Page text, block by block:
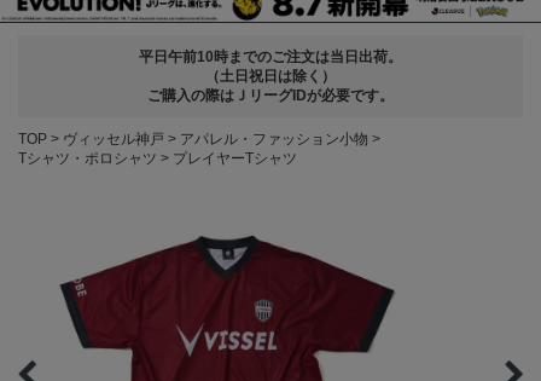
平日午前10時までのご注文は当日出荷。
（土日祝日は除く）
ご購入の際はＪリーグIDが必要です。
TOP ヴィッセル神戸
アパレル・ファッション小物
Tシャツ・ポロシャツ
プレイヤーTシャツ